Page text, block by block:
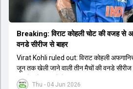
Thu - 04 Jun 2026
Breaking: विराट कोहली चोट की वजह से
वनडे सीरीज से बाहर
Virat Kohli ruled out: विराट कोहली
जून तक खेली जाने वाली तीन मैचों की वनडे सीरीज
की चोट से जूझ रहे हैं.